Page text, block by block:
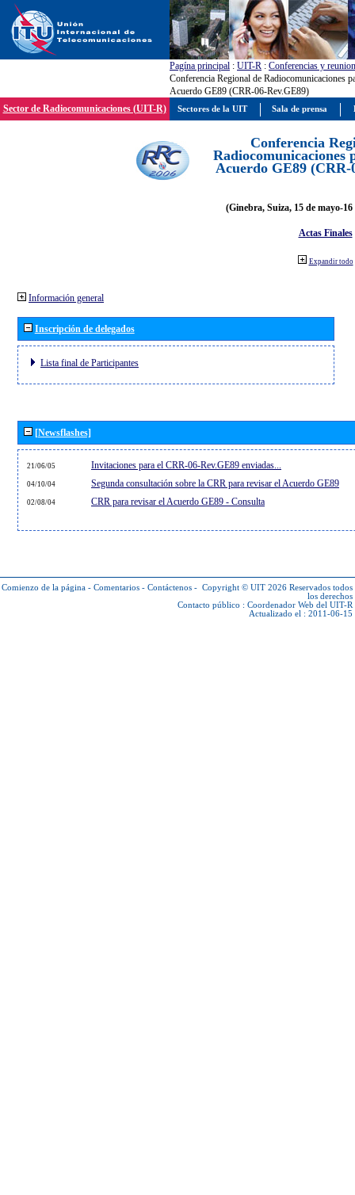
Pagína principal : UIT-R : Conferencias y
Conferencia Regional de Radiocomunicaciones
Acuerdo GE89 (CRR-06-Rev.GE89)
Sector de Radiocomunicaciones (UIT-R)
Conferencia
Radiocomunicaciones
Acuerdo GE89 (CRR-
(Ginebra, Suiza, 15 de mayo-
Actas Finales
Expandir todo
Información general
Inscripción de delegados
Lista final de Participantes
[Newsflashes]
21/06/05 Invitaciones para el CRR-06-Rev.GE89 enviadas...
04/10/04 Segunda consultación sobre la CRR para revisar el Acuerdo GE89
02/08/04 CRR para revisar el Acuerdo GE89 - Consulta
Comienzo de la página - Comentarios - Contáctenos - Copyright © UIT 2026 Reservados todos
los derechos
Contacto público : Coordenador Web del UIT-R
Actualizado el : 2011-06-15
Sectores de la UIT Sala de prensa